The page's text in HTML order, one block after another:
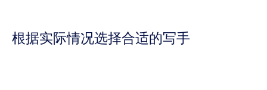
根据实际情况选择合适的写手